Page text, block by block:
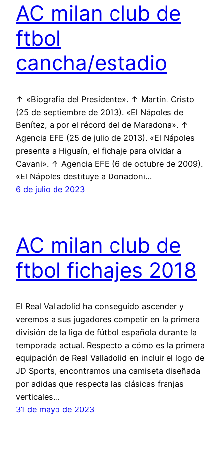
AC milan club de
ftbol
cancha/estadio
↑ «Biografia del Presidente». ↑ Martín, Cristo
(25 de septiembre de 2013). «El Nápoles de
Benítez, a por el récord del de Maradona». ↑
Agencia EFE (25 de julio de 2013). «El Nápoles
presenta a Higuaín, el fichaje para olvidar a
Cavani». ↑ Agencia EFE (6 de octubre de 2009).
«El Nápoles destituye a Donadoni…
6 de julio de 2023
AC milan club de
ftbol fichajes 2018
El Real Valladolid ha conseguido ascender y
veremos a sus jugadores competir en la primera
división de la liga de fútbol española durante la
temporada actual. Respecto a cómo es la primera
equipación de Real Valladolid en incluir el logo de
JD Sports, encontramos una camiseta diseñada
por adidas que respecta las clásicas franjas
verticales…
31 de mayo de 2023